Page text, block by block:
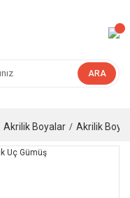
ARA
Akrilik Boyalar Akrilik Boya